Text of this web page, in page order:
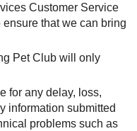
Customer Service
ensure that we can bring
Pet Club will only
for any delay, loss,
information submitted
problems such as